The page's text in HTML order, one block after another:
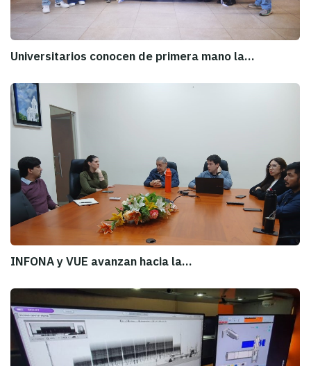
Universitarios conocen de primera mano la…
INFONA y VUE avanzan hacia la…